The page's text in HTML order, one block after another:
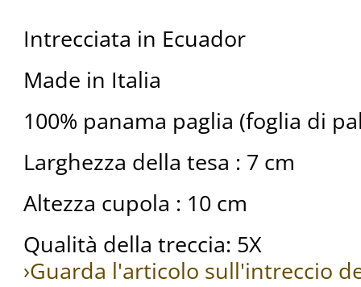
Intrecciata in Ecuador
Made in Italia
100% panama paglia (foglia di
Larghezza della tesa : 7 cm
Altezza cupola : 10 cm
Qualità della treccia: 5X
›Guarda l'articolo sull'intreccio